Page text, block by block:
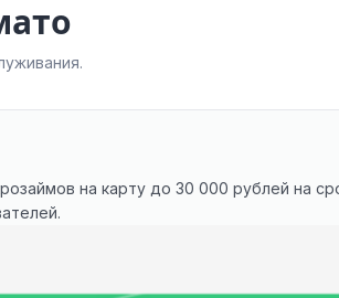
на карту до 30 000 рублей на